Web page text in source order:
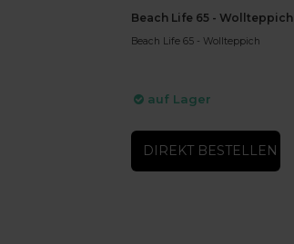
Beach Life 65 - Wollteppich
Beach Life 65 - Wollteppich
auf Lager
DIREKT BESTELLEN